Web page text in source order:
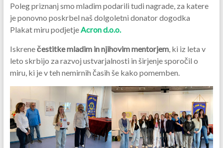
Poleg priznanj smo mladim podarili tudi nagrade, za katere
je ponovno poskrbel naš dolgoletni donator dogodka
Plakat miru podjetjeAcron d.o.o.
Iskrenečestitke mladim in njihovim mentorjem, ki iz leta v
leto skrbijo za razvoj ustvarjalnosti in širjenje sporočil o
miru, ki je v teh nemirnih časih še kako pomemben.